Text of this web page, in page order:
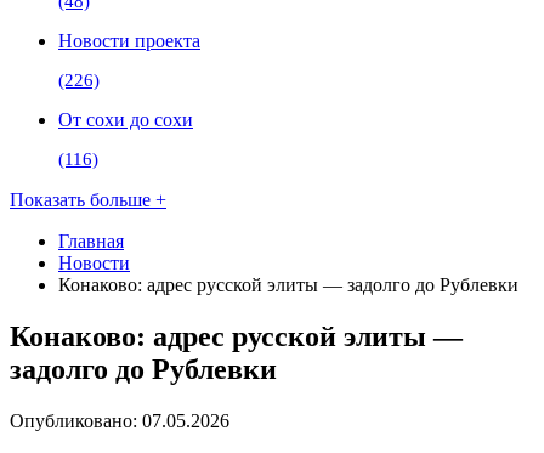
Новости проекта
(226)
От сохи до сохи
(116)
Показать больше +
Главная
Новости
Конаково: адрес русской элиты — задолго до Рублевки
Конаково: адрес русской элиты —
задолго до Рублевки
Опубликовано: 07.05.2026